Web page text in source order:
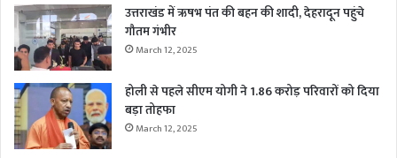
उत्तराखंड में ऋषभ पंत की बहन की शादी, देहरादून पहुंचे
गौतम गंभीर
March 12, 2025
होली से पहले सीएम योगी ने 1.86 करोड़ परिवारों को दिया
बड़ा तोहफा
March 12, 2025